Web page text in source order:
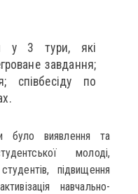
у 3 тури, які
завдання;
співбесіду по
було виявлення та
молоді,
підвищення
навчально-